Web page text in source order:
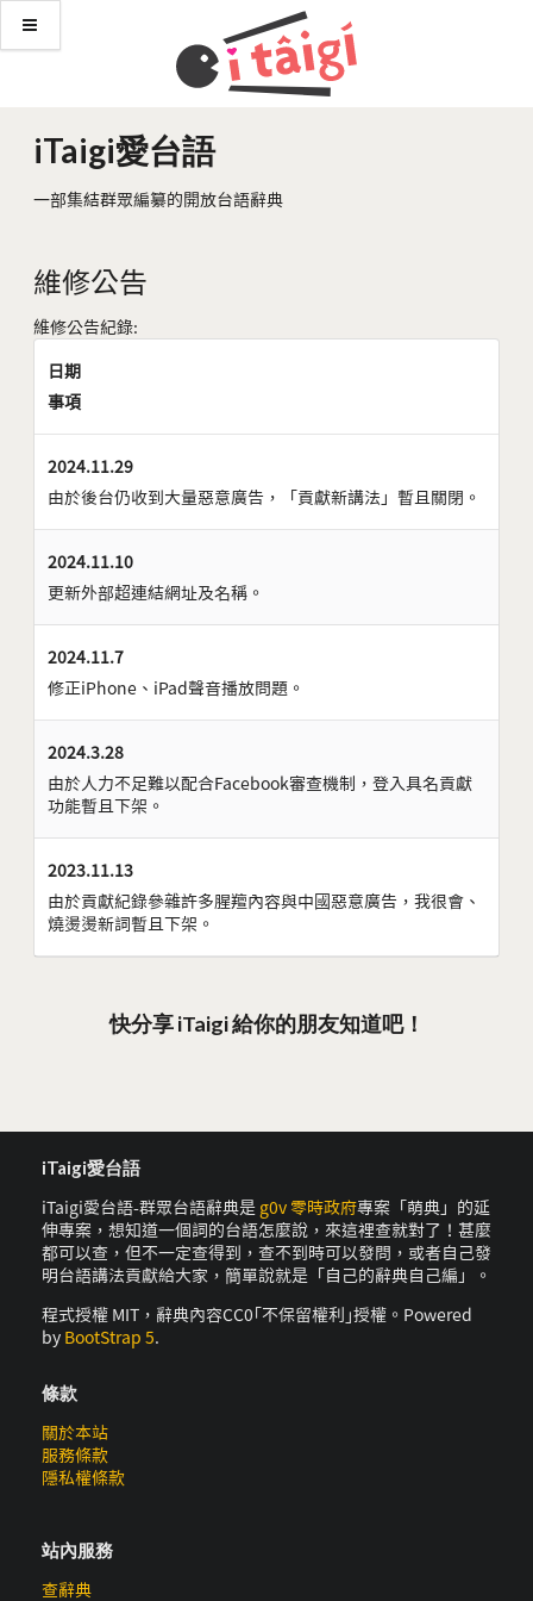
iTaigi愛台語
一部集結群眾編纂的開放台語辭典
維修公告
維修公告紀錄:
日期
事項
2024.11.29
由於後台仍收到大量惡意廣告，「貢獻新講法」暫且關閉。
2024.11.10
更新外部超連結網址及名稱。
2024.11.7
修正iPhone、iPad聲音播放問題。
2024.3.28
由於人力不足難以配合Facebook審查機制，登入具名貢獻
功能暫且下架。
2023.11.13
由於貢獻紀錄參雜許多腥羶內容與中國惡意廣告，我很會、
燒燙燙新詞暫且下架。
快分享 iTaigi 給你的朋友知道吧！
iTaigi愛台語
iTaigi愛台語-群眾台語辭典是 g0v 零時政府專案「萌典」的延
伸專案，想知道一個詞的台語怎麼說，來這裡查就對了！甚麼
都可以查，但不一定查得到，查不到時可以發問，或者自己發
明台語講法貢獻給大家，簡單說就是「自己的辭典自己編」。
程式授權 MIT，辭典內容CC0｢不保留權利｣授權。Powered
by BootStrap 5.
條款
關於本站
服務條款
隱私權條款
站內服務
查辭典